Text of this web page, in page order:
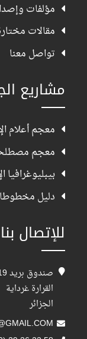
مؤلفات
مقالات
تواصل معنا
مشاريع
معجم أعلام
معجم
بيبليوغرافيا
دليل
للإتصال بنا
صندوق بريد 19 47110
القرارة غرداية
الجزائر